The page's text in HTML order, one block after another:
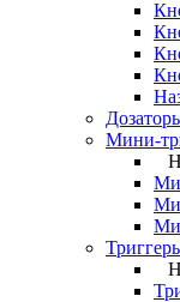
Мини-